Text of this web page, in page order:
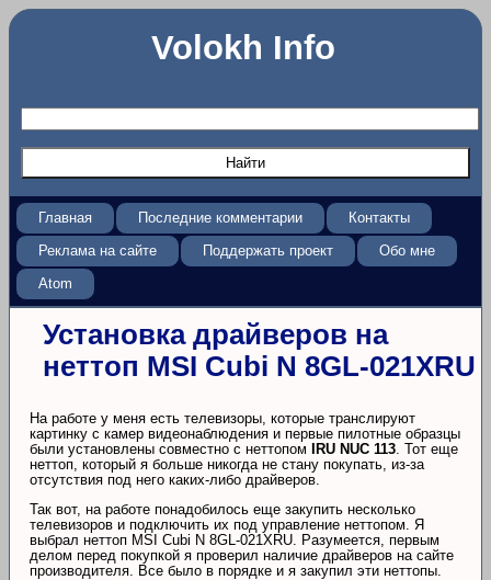
Volokh Info
Главная Последние комментарии
Контакты
Реклама на сайте
Поддержать проект
Обо мне
Atom
Установка драйверов на
неттоп MSI Cubi N 8GL-021XRU
На работе у меня есть телевизоры, которые транслируют
картинку с камер видеонаблюдения и первые пилотные образцы
были установлены совместно с неттопом
IRU NUC 113 . Тот еще
неттоп, который я больше никогда не стану покупать, из-за
отсутствия под него каких-либо драйверов.
Так вот, на работе понадобилось еще закупить несколько
телевизоров и подключить их под управление неттопом. Я
выбрал неттоп MSI Cubi N 8GL-021XRU. Разумеется, первым
делом перед покупкой я проверил наличие драйверов на сайте
производителя. Все было в порядке и я закупил эти неттопы.